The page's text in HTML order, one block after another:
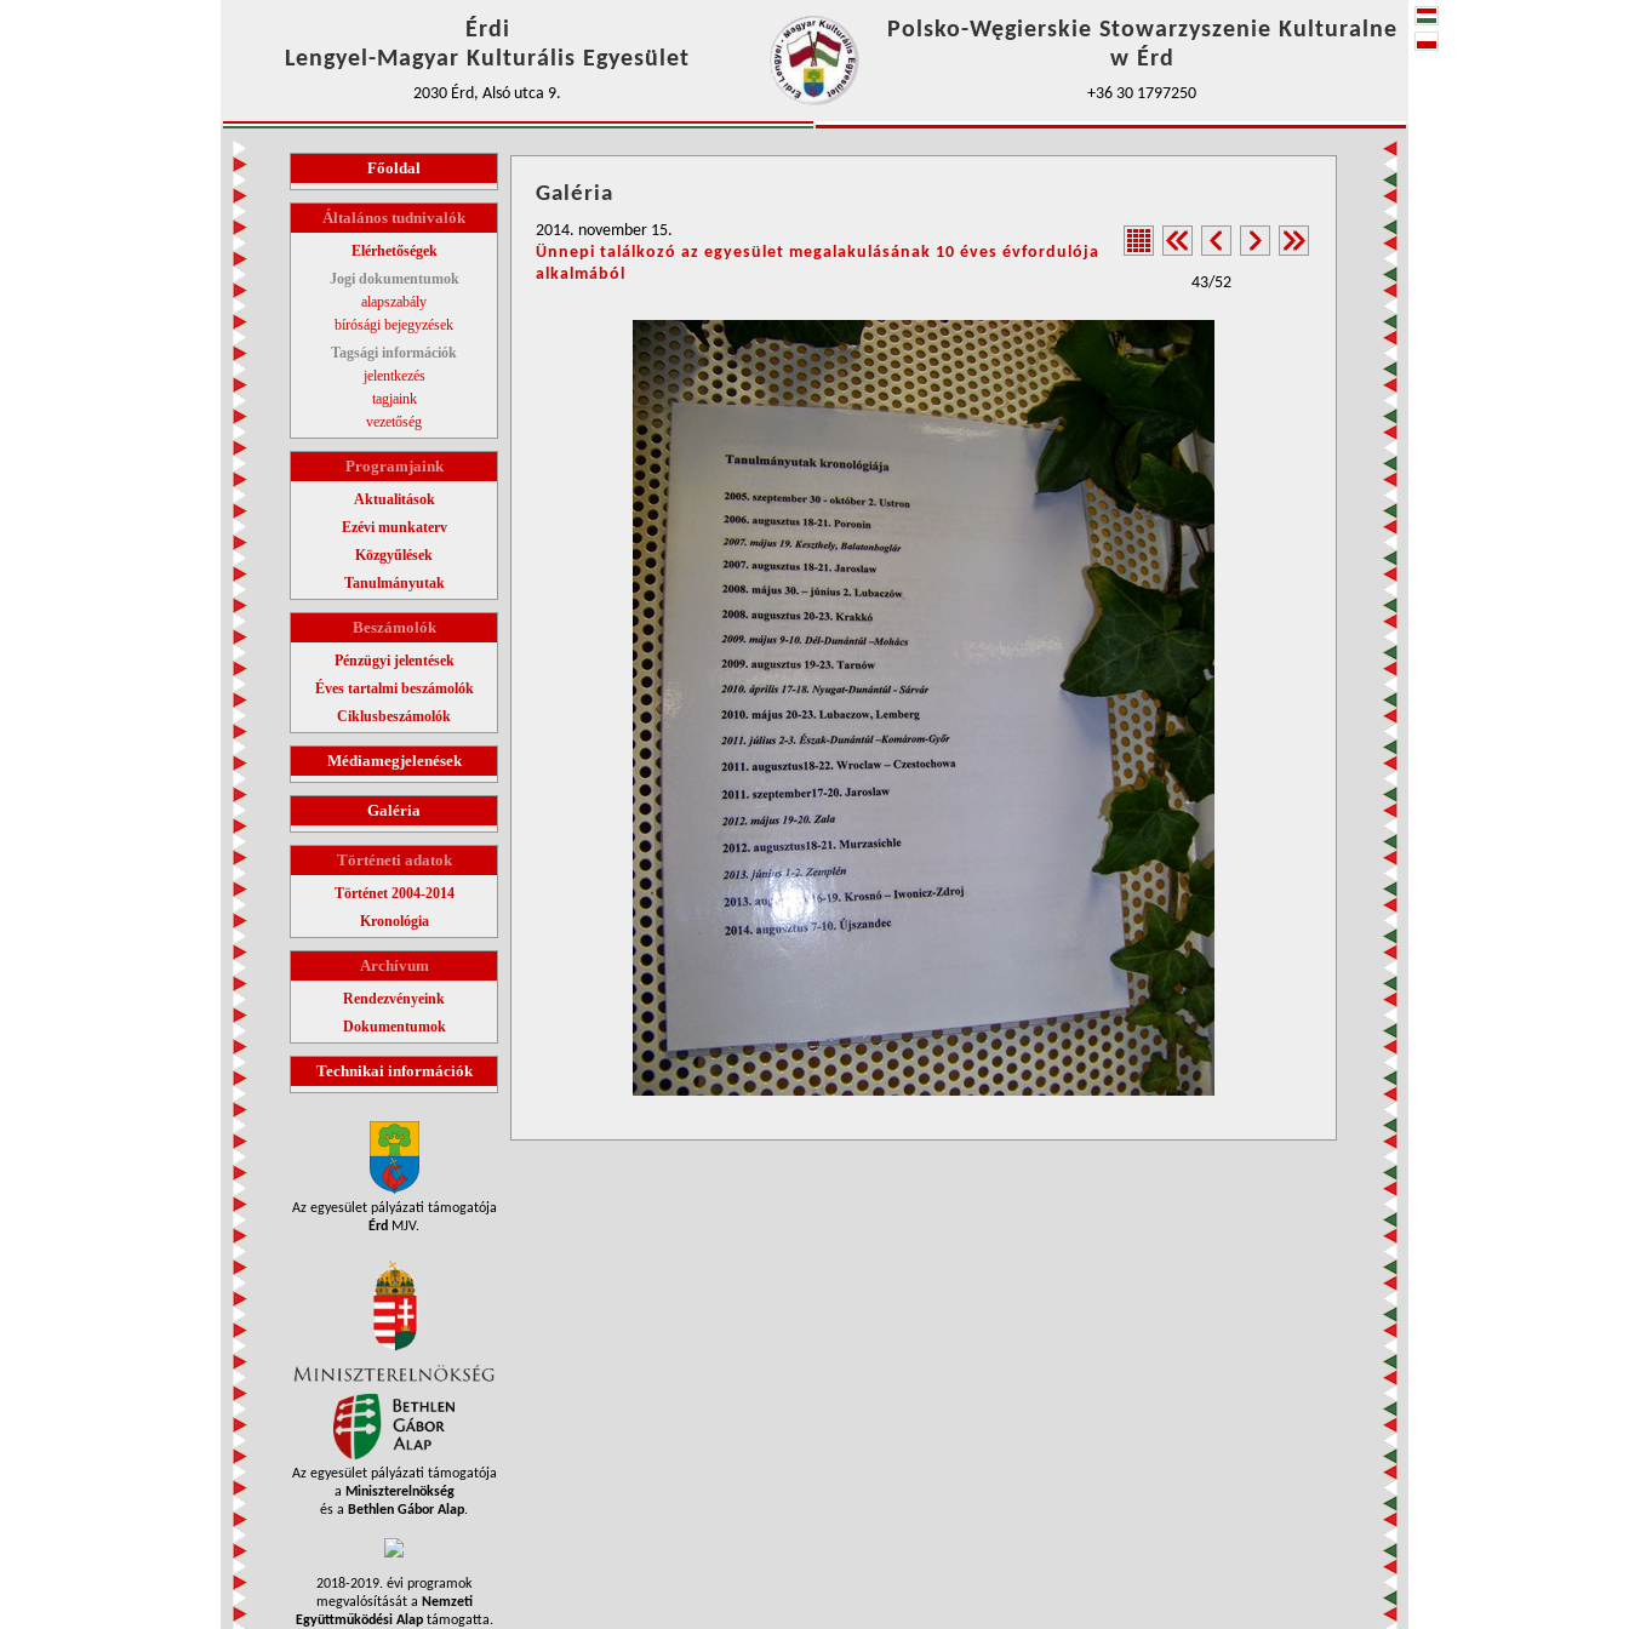
Érdi
Lengyel-Magyar Kulturális Egyesület
2030 Érd, Alsó utca 9.
Polsko-Węgierskie Stowarzyszenie Kulturalne
w Érd
+36 30 1797250
Főoldal
Általános tudnivalók
Elérhetőségek
Jogi dokumentumok
alapszabály
bírósági bejegyzések
Tagsági információk
jelentkezés
tagjaink
vezetőség
Programjaink
Aktualitások
Ezévi munkaterv
Közgyűlések
Tanulmányutak
Beszámolók
Pénzügyi jelentések
Éves tartalmi beszámolók
Ciklusbeszámolók
Médiamegjelenések
Galéria
Történeti adatok
Történet 2004-2014
Kronológia
Archívum
Rendezvényeink
Dokumentumok
Technikai információk
Az egyesület pályázati támogatója
Érd MJV.
Az egyesület pályázati támogatója
a Miniszterelnökség
és a Bethlen Gábor Alap.
2018-2019. évi programok
megvalósítását a Nemzeti
Együttműködési Alaptámogatta.
Galéria
2014. november 15.
Ünnepi találkozó az egyesület megalakulásának 10 éves évfordulója
alkalmából
43/52